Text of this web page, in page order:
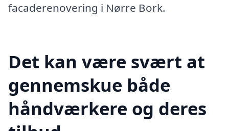
facaderenovering i Nørre Bork.
Det kan være svært at
gennemskue både
håndværkere og deres